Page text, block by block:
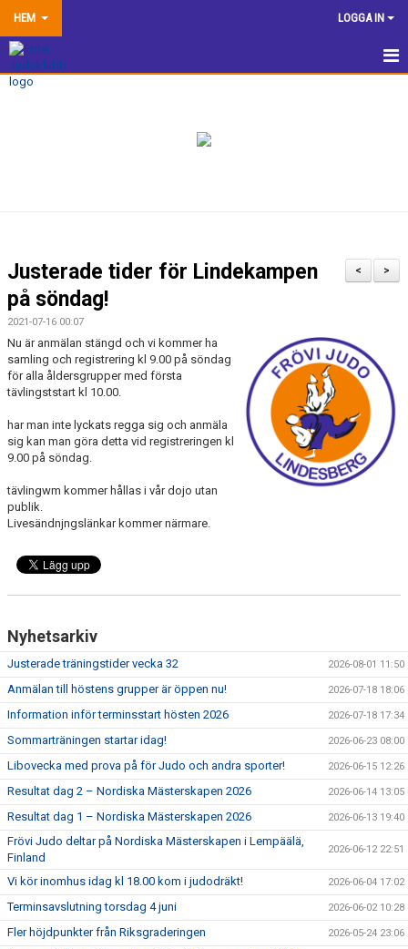
HEM LOGGA IN
HEM
DOKUMENTBANK
KONTAKTA OSS
>
<
Justerade tider för Lindekampen
på söndag!
2021-07-16 00:07
Nu är anmälan stängd och vi kommer ha
samling och registrering kl 9.00 på söndag
för alla åldersgrupper med första
tävlingststart kl 10.00.
har man inte lyckats regga sig och anmäla
sig kan man göra detta vid registreringen kl
9.00 på söndag.
tävlingwm kommer hållas i vår dojo utan
publik.
Livesändnjngslänkar kommer närmare.
Nyhetsarkiv
Justerade träningstider vecka 32 2026-08-01 11:50
Anmälan till höstens grupper är öppen nu! 2026-07-18 18:06
Information inför terminsstart hösten 2026 2026-07-18 17:34
Sommarträningen startar idag! 2026-06-23 08:00
Libovecka med prova på för Judo och andra sporter! 2026-06-15 12:26
Resultat dag 2 – Nordiska Mästerskapen 2026 2026-06-14 13:05
Resultat dag 1 – Nordiska Mästerskapen 2026 2026-06-13 19:40
Frövi Judo deltar på Nordiska Mästerskapen i Lempäälä,
Finland
2026-06-12 22:51
Vi kör inomhus idag kl 18.00 kom i judodräkt! 2026-06-04 17:02
Terminsavslutning torsdag 4 juni 2026-06-02 10:28
Fler höjdpunkter från Riksgraderingen 2026-05-24 23:06